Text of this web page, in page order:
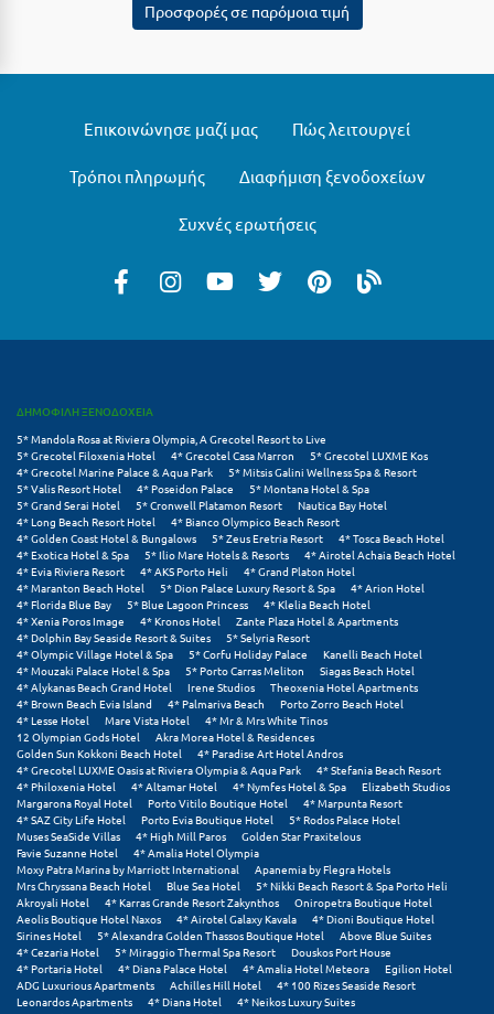
Λίμνη Πλαστήρα
Λουτράκι
Μάνη
Μαρώνεια
Μεθώνη
Μεσολόγγι
Μεσσηνία
Μετέωρα
Μέτσοβο
Μήλος
Μονεμβασιά
Μουζάκι
Μπαλί Κρήτης
Μπάνσκο
Μπούκα Μεσσηνίας
Μύκονος
Μυστράς
Μυτιλήνη
Προσφορές σε παρόμοια τιμή
Επικοινώνησε μαζί μας Πώς λειτουργεί
Τρόποι πληρωμής Διαφήμιση ξενοδοχείων
Συχνές ερωτήσεις
ΔΗΜΟΦΙΛΗ ΞΕΝΟΔΟΧΕΙΑ
5* Mandola Rosa at Riviera Olympia, A Grecotel Resort to Live
5* Grecotel Filoxenia Hotel
4* Grecotel Casa Marron
5* Grecotel LUXME Kos
4* Grecotel Marine Palace & Aqua Park
5* Mitsis Galini Wellness Spa & Resort
5* Valis Resort Hotel
4* Poseidon Palace
5* Montana Hotel & Spa
5* Grand Serai Hotel
5* Cronwell Platamon Resort
Nautica Bay Hotel
4* Long Beach Resort Hotel
4* Bianco Olympico Beach Resort
4* Golden Coast Hotel & Bungalows
5* Zeus Eretria Resort
4* Tosca Beach Hotel
4* Exotica Hotel & Spa
5* Ilio Mare Hotels & Resorts
4* Airotel Achaia Beach Hotel
4* Evia Riviera Resort
4* AKS Porto Heli
4* Grand Platon Hotel
4* Maranton Beach Hotel
5* Dion Palace Luxury Resort & Spa
4* Arion Hotel
4* Florida Blue Bay
5* Blue Lagoon Princess
4* Klelia Beach Hotel
4* Xenia Poros Image
4* Kronos Hotel
Zante Plaza Hotel & Apartments
4* Dolphin Bay Seaside Resort & Suites
5* Selyria Resort
4* Olympic Village Hotel & Spa
5* Corfu Holiday Palace
Kanelli Beach Hotel
4* Mouzaki Palace Hotel & Spa
5* Porto Carras Meliton
Siagas Beach Hotel
4* Alykanas Beach Grand Hotel
Irene Studios
Theoxenia Hotel Apartments
4* Brown Beach Evia Island
4* Palmariva Beach
Porto Zorro Beach Hotel
4* Lesse Hotel
Mare Vista Hotel
4* Mr & Mrs White Tinos
12 Olympian Gods Hotel
Akra Morea Hotel & Residences
Golden Sun Kokkoni Beach Hotel
4* Paradise Art Hotel Andros
4* Grecotel LUXME Oasis at Riviera Olympia & Aqua Park
4* Stefania Beach Resort
4* Philoxenia Hotel
4* Altamar Hotel 4* Nymfes Hotel & Spa
Elizabeth Studios
Margarona Royal Hotel
Porto Vitilo Boutique Hotel
4* Marpunta Resort
4* SAZ City Life Hotel
Porto Evia Boutique Hotel
5* Rodos Palace Hotel
Muses SeaSide Villas
4* High Mill Paros
Golden Star Praxitelous
Favie Suzanne Hotel
4* Amalia Hotel Olympia
Moxy Patra Marina by Marriott International
Apanemia by Flegra Hotels
Mrs Chryssana Beach Hotel
Blue Sea Hotel
5* Nikki Beach Resort & Spa Porto Heli
Akroyali Hotel
4* Karras Grande Resort Zakynthos
Oniropetra Boutique Hotel
Aeolis Boutique Hotel Naxos
4* Airotel Galaxy Kavala
4* Dioni Boutique Hotel
Sirines Hotel
5* Alexandra Golden Thassos Boutique Hotel
Above Blue Suites
4* Cezaria Hotel
5* Miraggio Thermal Spa Resort
Douskos Port House
4* Portaria Hotel
4* Diana Palace Hotel 4* Amalia Hotel Meteora
Egilion Hotel
ADG Luxurious Apartments
Achilles Hill Hotel
4* 100 Rizes Seaside Resort
Leonardos Apartments
4* Diana Hotel
4* Neikos Luxury Suites